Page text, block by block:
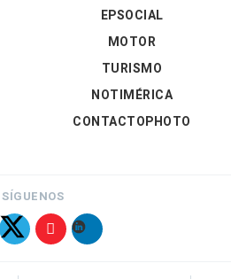
EPSOCIAL
MOTOR
TURISMO
NOTIMÉRICA
CONTACTOPHOTO
SÍGUENOS